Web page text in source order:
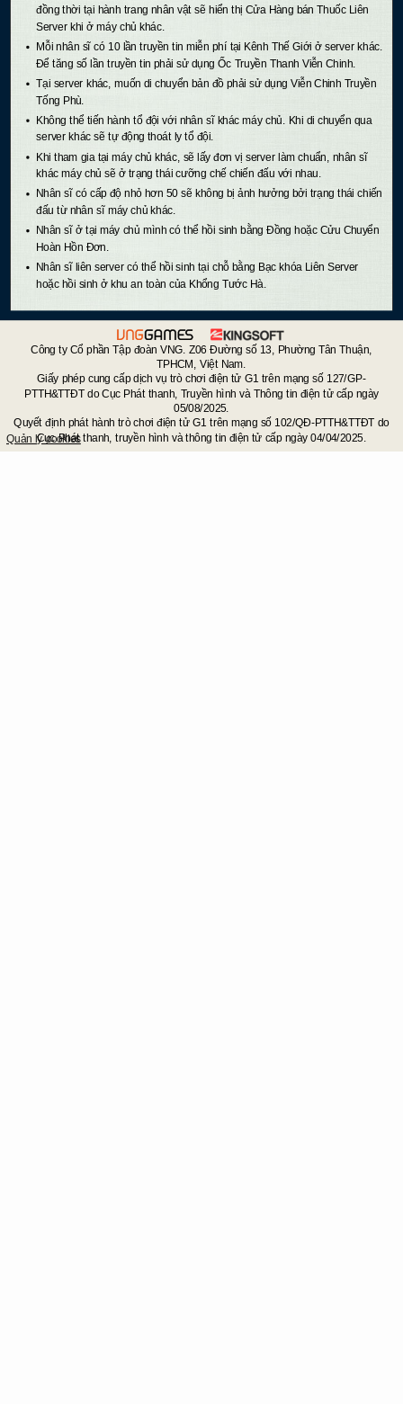
đồng thời tại hành trang nhân vật sẽ hiển thị Cửa Hàng bán Thuốc Liên
Server khi ở máy chủ khác.
Mỗi nhân sĩ có 10 lần truyền tin miễn phí tại Kênh Thế Giới ở server khác.
Để tăng số lần truyền tin phải sử dụng Ốc Truyền Thanh Viễn Chinh.
Tại server khác, muốn di chuyển bản đồ phải sử dụng Viễn Chinh Truyền
Tống Phù.
Không thể tiến hành tổ đội với nhân sĩ khác máy chủ. Khi di chuyển qua
server khác sẽ tự động thoát ly tổ đội.
Khi tham gia tại máy chủ khác, sẽ lấy đơn vị server làm chuẩn, nhân sĩ
khác máy chủ sẽ ở trạng thái cưỡng chế chiến đấu với nhau.
Nhân sĩ có cấp độ nhỏ hơn 50 sẽ không bị ảnh hưởng bởi trạng thái chiến
đấu từ nhân sĩ máy chủ khác.
Nhân sĩ ở tại máy chủ mình có thể hồi sinh bằng Đồng hoặc Cửu Chuyển
Hoàn Hồn Đơn.
Nhân sĩ liên server có thể hồi sinh tại chỗ bằng Bạc khóa Liên Server
hoặc hồi sinh ở khu an toàn của Khổng Tước Hà.
Công ty Cổ phần Tập đoàn VNG. Z06 Đường số 13, Phường Tân Thuận,
TPHCM, Việt Nam.
Giấy phép cung cấp dịch vụ trò chơi điện tử G1 trên mạng số 127/GP-
PTTH&TTĐT do Cục Phát thanh, Truyền hình và Thông tin điện tử cấp ngày
05/08/2025.
Quyết định phát hành trò chơi điện tử G1 trên mạng số 102/QĐ-PTTH&TTĐT do
Cục Phát thanh, truyền hình và thông tin điện tử cấp ngày 04/04/2025.
Quản lý cookies